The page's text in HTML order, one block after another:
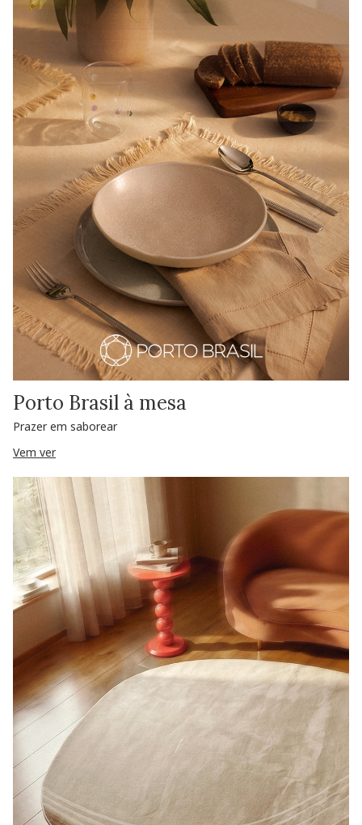
Porto Brasil à mesa
Prazer em saborear
Vem ver